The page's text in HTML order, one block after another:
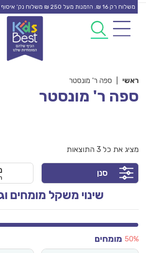
משלוח רק 16 ₪. הזמנות מעל 250 ₪ משלוח נק’ איסוף חינם
| ספה ר' מונסטר
ר' מונסטר
את כל 3 התוצאות
סנן
שינוי משקל מומחים
מומחים